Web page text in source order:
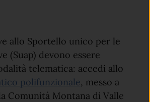
allo Sportello unico per le
(Suap) devono essere
telematica: accedi allo
polifunzionale, messo a
Comunità Montana di Valle